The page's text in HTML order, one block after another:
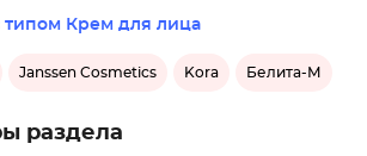
Крем для лица
Janssen Cosmetics Kora Белита-М
раздела